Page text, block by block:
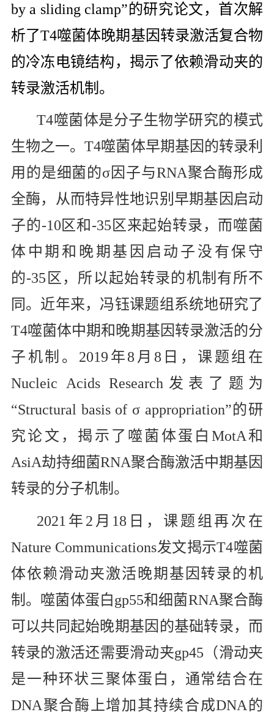
by a sliding clamp”的研究论文，首次解
析了T4噬菌体晚期基因转录激活复合物
的冷冻电镜结构，揭示了依赖滑动夹的
转录激活机制。
T4噬菌体是分子生物学研究的模式
生物之一。T4噬菌体早期基因的转录利
用的是细菌的σ因子与RNA聚合酶形成
全酶，从而特异性地识别早期基因启动
子的-10 区和 -35 区来起始转录，而噬菌
体中期和晚期基因启动子没有保守
的-35 区，所以起始转录的机制有所不
同。近年来，冯钰课题组系统地研究了
T4噬菌体中期和晚期基因转录激活的分
子机制。 2019 年8 月 8 日，课题组在
Nucleic Acids Research 发表了题为
“Structural basis of σ appropriation”的研
究论文，揭示了噬菌体蛋白 MotA和
AsiA劫持细菌RNA聚合酶激活中期基因
转录的分子机制。
2021 年 2 月 18 日，课题组再次在
Nature Communications发文揭示T4噬菌
体依赖滑动夹激活晚期基因转录的机
制。噬菌体蛋白gp55和细菌RNA聚合酶
可以共同起始晚期基因的基础转录，而
转录的激活还需要滑动夹gp45 （滑动夹
是一种环状三聚体蛋白，通常结合在
DNA聚合酶上增加其持续合成DNA 的